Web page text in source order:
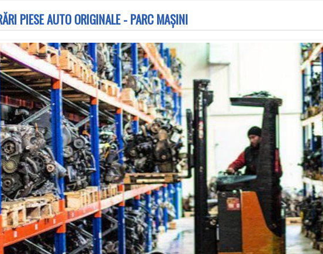
PIESE AUTO ORIGINALE - PARC MAȘINI